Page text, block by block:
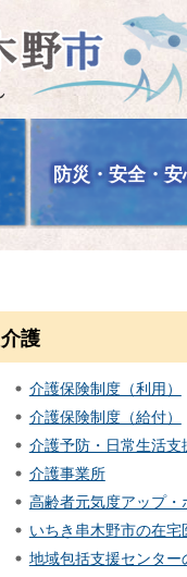
防災・安全・安
介護
介護保険制度（利用）
介護保険制度（給付）
介護予防・日常生活支
介護事業所
高齢者元気度アップ・
いちき串木野市の在
地域包括支援センター